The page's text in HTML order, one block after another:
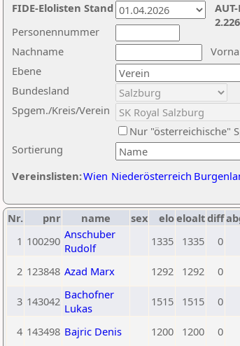
Nachname
Ebene
Sortierung
Personennummer
Bundesland
Spgem./Kreis/Verein
Nur "österreichische"
Vereinslisten:Wien Niederösterreich
2.226
FIDE-Elolisten Stand
Nr. pnr name sex eloeloaltdiff
1 100290 Anschuber
Rudolf
1335 1335 0
2 123848 Azad Marx 1292 1292 0
3 143042 Bachofner
Lukas
1515 1515 0
4 143498 Bajric Denis 1200 1200 0